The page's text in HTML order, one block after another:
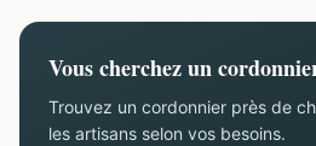
Vous cherchez un
Trouvez un cordonnier près de
les artisans selon vos besoins.